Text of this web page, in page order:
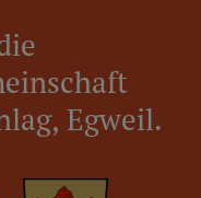
Egweil.